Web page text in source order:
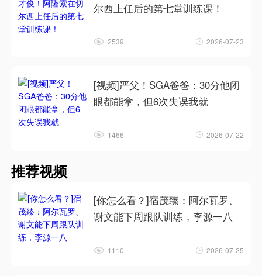
尔西上任后的第七堂训练课！
2539 2026-07-23
[视频]严父！SGA爸爸：30分他闭
眼都能拿，但6次失误我就
1466 2026-07-22
推荐视频
[你怎么看？]宿茂臻：阿尔瓦罗、
谢文能下周跟队训练，李源一八
1110 2026-07-25